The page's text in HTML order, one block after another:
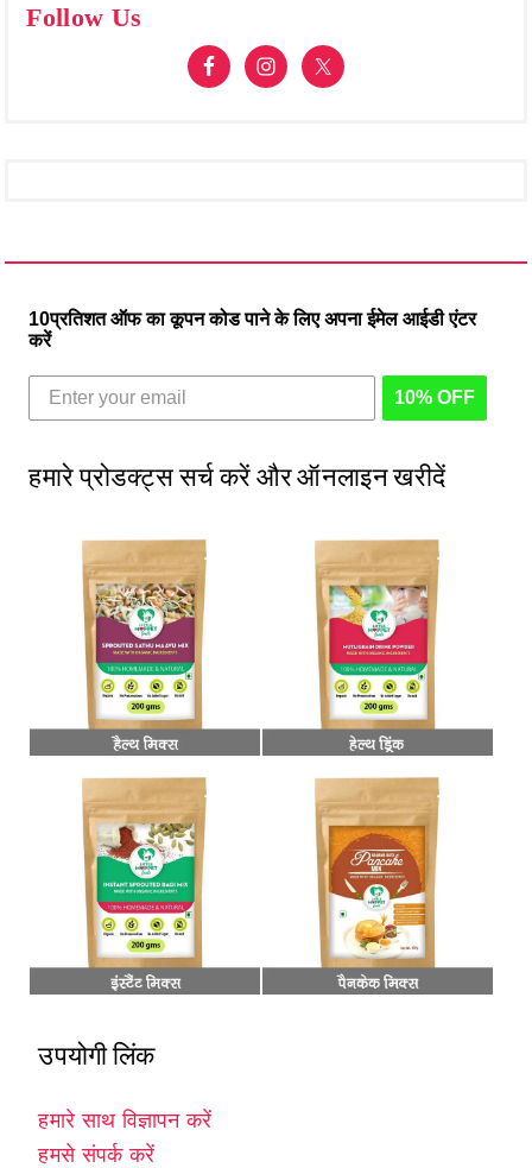
Follow Us
10प्रतिशत ऑफ का कूपन कोड पाने के लिए अपना ईमेल आईडी एंटर
करें
10% OFF
हमारे प्रोडक्ट्स सर्च करें और ऑनलाइन खरीदें
उपयोगी लिंक
हमारे साथ विज्ञापन करें
हमसे संपर्क करें